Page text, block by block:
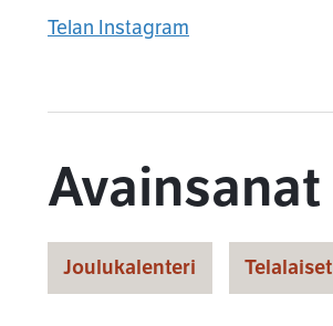
Telan Instagram
Avainsanat
Joulukalenteri Telalaiset